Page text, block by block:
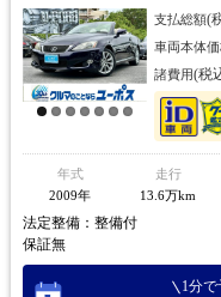
ウッドコンビステア ビルト
ルーズコントロール パドル
ートメモリー
支払総額(
車両本体
諸費用(税
年式
2009年
走行
13.6万km
法定整備：整備付
保証無
1分で